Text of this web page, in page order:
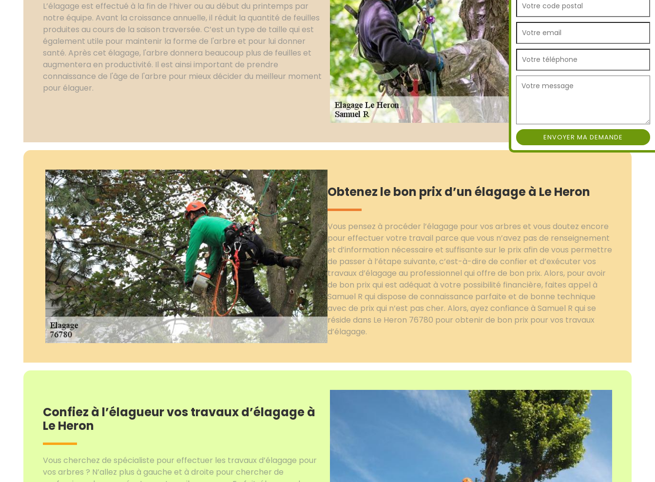
L’élagage est effectué à la fin de l’hiver ou au début du printemps par
notre équipe. Avant la croissance annuelle, il réduit la quantité de feuilles
produites au cours de la saison traversée. C’est un type de taille qui est
également utile pour maintenir la forme de l'arbre et pour lui donner
santé. Après cet élagage, l'arbre donnera beaucoup plus de feuilles et
augmentera en productivité. Il est ainsi important de prendre
connaissance de l'âge de l'arbre pour mieux décider du meilleur moment
pour élaguer.
Obtenez le bon prix d’un élagage à Le Heron
Vous pensez à procéder l’élagage pour vos arbres et vous doutez encore
pour effectuer votre travail parce que vous n’avez pas de renseignement
et d’information nécessaire et suffisante sur le prix afin de vous permettre
de passer à l’étape suivante, c’est-à-dire de confier et d’exécuter vos
travaux d’élagage au professionnel qui offre de bon prix. Alors, pour avoir
de bon prix qui est adéquat à votre possibilité financière, faites appel à
Samuel R qui dispose de connaissance parfaite et de bonne technique
avec de prix qui n’est pas cher. Alors, ayez confiance à Samuel R qui se
réside dans Le Heron 76780 pour obtenir de bon prix pour vos travaux
d’élagage.
Confiez à l’élagueur vos travaux d’élagage à
Le Heron
Vous cherchez de spécialiste pour effectuer les travaux d’élagage pour
vos arbres ? N’allez plus à gauche et à droite pour chercher de